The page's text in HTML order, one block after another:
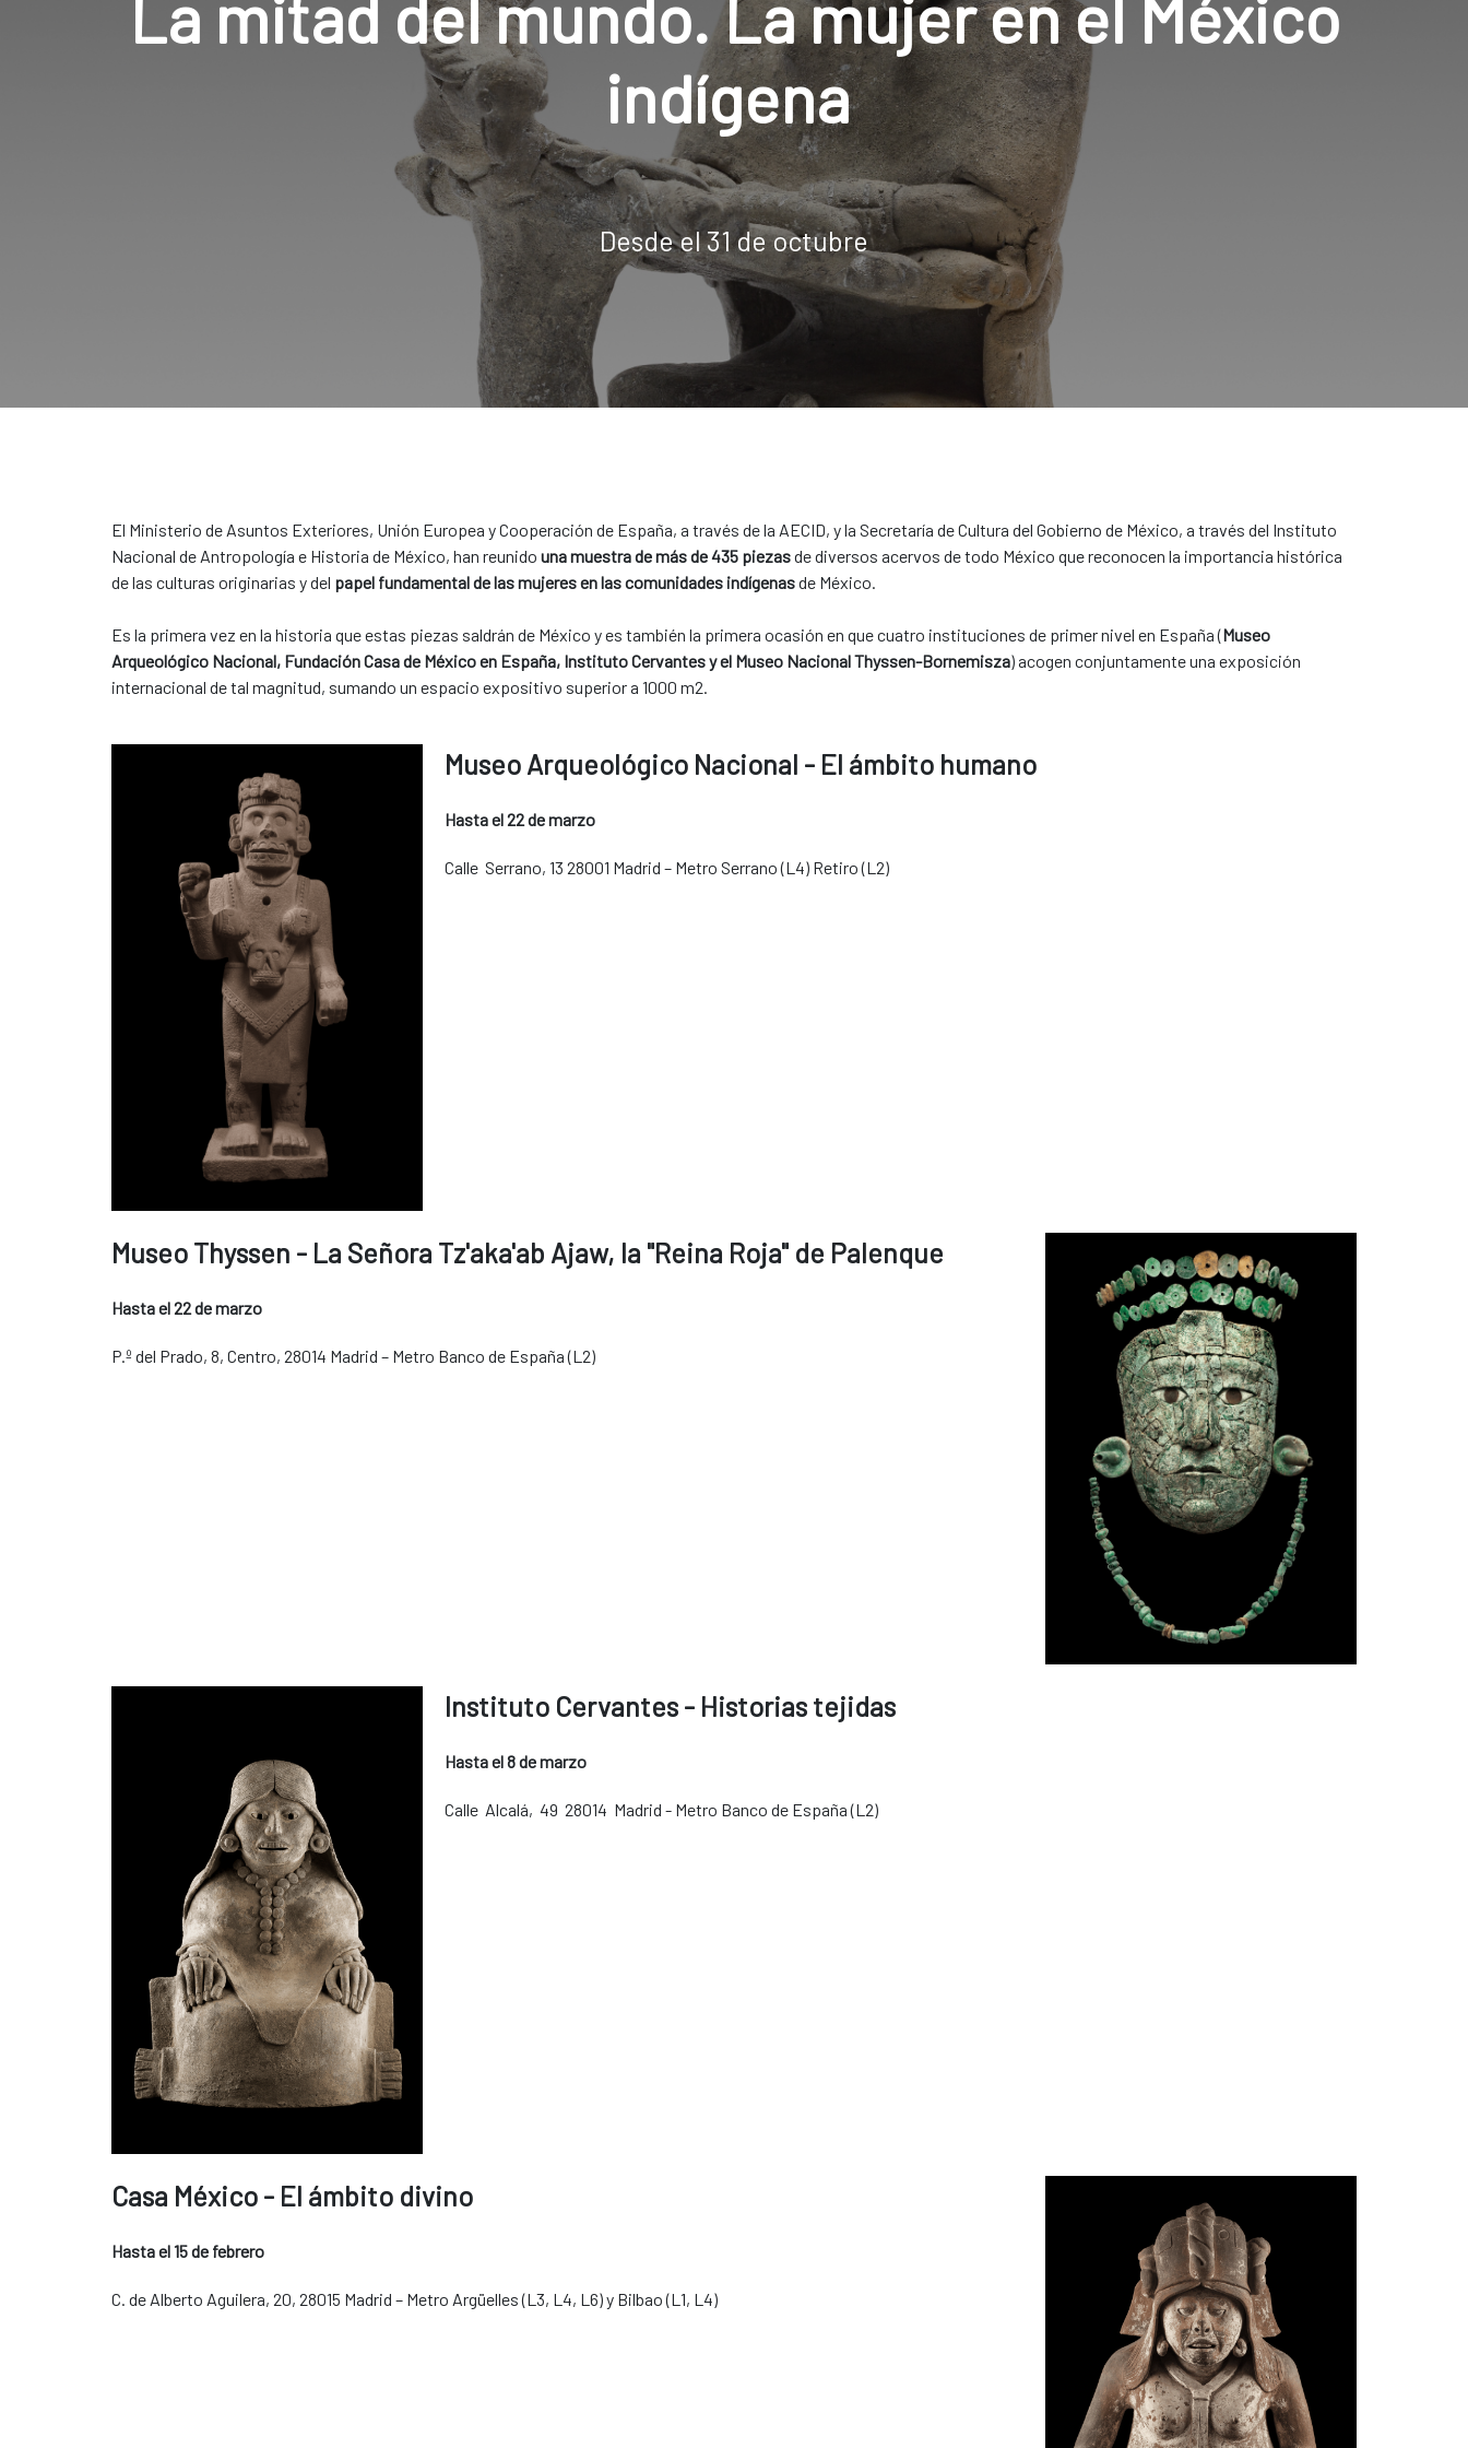
La mitad del mundo. La mujer en el México
indígena
Desde el 31 de octubre
El Ministerio de Asuntos Exteriores, Unión Europea y Cooperación de España, a través de la AECID, y la Secretaría de Cultura del Gobierno de México, a través del Instituto
Nacional de Antropología e Historia de México, han reunido una muestra de más de 435 piezasde diversos acervos de todo México que reconocen la importancia histórica
de las culturas originarias y del papel fundamental de las mujeres en las comunidades indígenasde México.
Es la primera vez en la historia que estas piezas saldrán de México y es también la primera ocasión en que cuatro instituciones de primer nivel en España (Museo
Arqueológico Nacional, Fundación Casa de México en España, Instituto Cervantes y el Museo Nacional Thyssen-Bornemisza) acogen conjuntamente una exposición
internacional de tal magnitud, sumando un espacio expositivo superior a 1000 m2.
Museo Arqueológico Nacional - El ámbito humano
Hasta el 22 de marzo
Calle Serrano, 13 28001 Madrid – Metro Serrano (L4) Retiro (L2)
Museo Thyssen - La Señora Tz'aka'ab Ajaw, la "Reina Roja" de Palenque
Hasta el 22 de marzo
P.º del Prado, 8, Centro, 28014 Madrid – Metro Banco de España (L2)
Instituto Cervantes - Historias tejidas
Hasta el 8 de marzo
Calle Alcalá, 49 28014 Madrid - Metro Banco de España (L2)
Casa México - El ámbito divino
Hasta el 15 de febrero
C. de Alberto Aguilera, 20, 28015 Madrid – Metro Argüelles (L3, L4, L6) y Bilbao (L1, L4)